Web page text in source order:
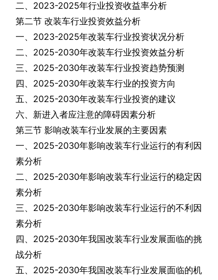
二、 2023-2025年行业投资收益率分析
第二节 改装车行业投资效益分析
一、 2023-2025年改装车行业投资状况分析
二、 2025-2030年改装车行业投资效益分析
三、 2025-2030年改装车行业投资趋势预测
四、 2025-2030年改装车行业的投资方向
五、 2025-2030年改装车行业投资的建议
六、新进入者应注意的障碍因素分析
第三节 影响改装车行业发展的主要因素
一、 2025-2030年影响改装车行业运行的有利因
素分析
二、 2025-2030年影响改装车行业运行的稳定因
素分析
三、 2025-2030年影响改装车行业运行的不利因
素分析
四、 2025-2030年我国改装车行业发展面临的挑
战分析
五、 2025-2030年我国改装车行业发展面临的机